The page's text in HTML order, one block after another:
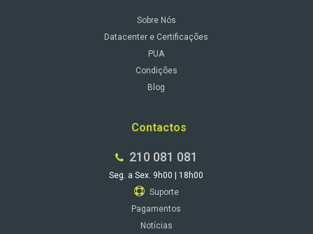
Sobre Nós
Datacenter e Certificações
PUA
Condições
Blog
Contactos
210 081 081
Seg. a Sex. 9h00 | 18h00
Suporte
Pagamentos
Notícias